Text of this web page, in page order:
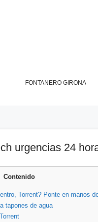
FONTANERO GIRONA
urgencias 24
Contenido
Torrent? Ponte en manos
tapones de agua